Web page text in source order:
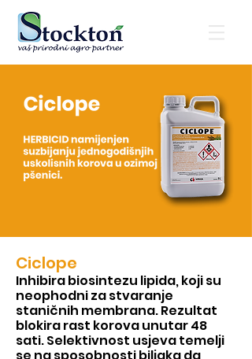
Ciclope
Inhibira biosintezu lipida, koji su
neophodni za stvaranje
staničnih membrana. Rezultat
blokira rast korova unutar 48
sati.Selektivnost usjeva temelji